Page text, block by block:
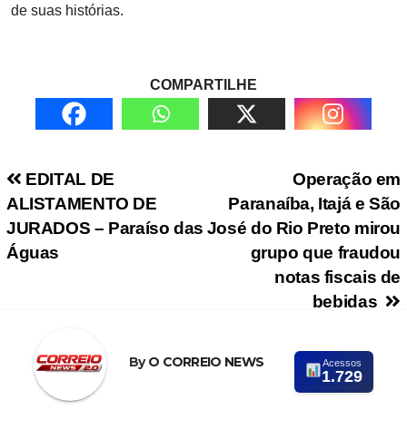
de suas histórias.
COMPARTILHE
Navegação de Post
Operação em
Paranaíba, Itajá e São
José do Rio Preto mirou
grupo que fraudou
notas fiscais de
bebidas
EDITAL DE
ALISTAMENTO DE
JURADOS – Paraíso das
Águas
ByO CORREIO NEWS Acessos
1.729